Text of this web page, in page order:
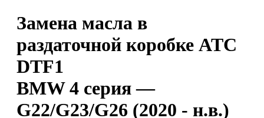
Замена масла в
раздаточной коробке ATC
DTF1
BMW 4 серия —
G22/G23/G26 (2020 - н.в.)